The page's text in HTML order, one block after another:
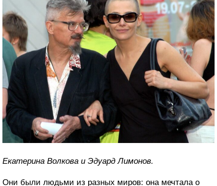
Екатерина Волкова и Эдуард Лимонов.
Они были людьми из разных миров: она мечтала о